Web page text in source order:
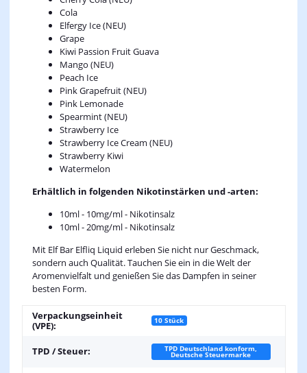
Cola
Elfergy Ice (NEU)
Grape
Kiwi Passion Fruit Guava
Mango (NEU)
Peach Ice
Pink Grapefruit (NEU)
Pink Lemonade
Spearmint (NEU)
Strawberry Ice
Strawberry Ice Cream (NEU)
Strawberry Kiwi
Watermelon
Erhältlich in folgenden Nikotinstärken und -arten:
10ml - 10mg/ml - Nikotinsalz
10ml - 20mg/ml - Nikotinsalz
Mit Elf Bar Elfliq Liquid erleben Sie nicht nur Geschmack,
sondern auch Qualität. Tauchen Sie ein in die Welt der
Aromenvielfalt und genießen Sie das Dampfen in seiner
besten Form.
Verpackungseinheit
(VPE):
10 Stück
TPD / Steuer: TPD Deutschland konform,
Deutsche Steuermarke